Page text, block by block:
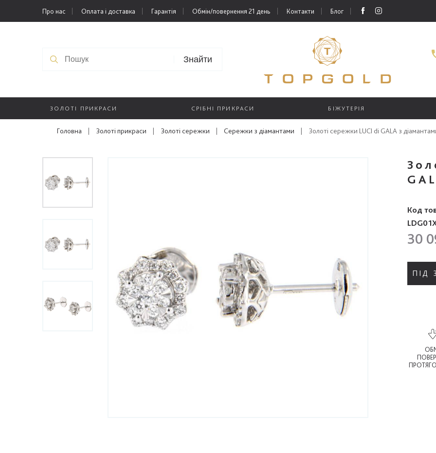
Про нас Оплата і доставка Гарантія Обмін/повернення 21 день Контакти Блог
Знайти
ЗОЛОТІ ПРИКРАСИ СРІБНІ ПРИКРАСИ БІЖУТЕРІЯ
Головна | Золоті прикраси | Золоті сережки | Сережки з діамантами | Золоті сережки LUCI di GALA з
Код
30
ПІД